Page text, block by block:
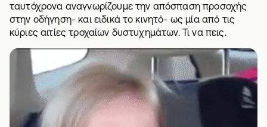
ταυτόχρονα αναγνωρίζουμε την απόσπαση προσοχής
στην οδήγηση- και ειδικά το κινητό- ως μία από τις
κύριες αιτίες τροχαίων δυστυχημάτων. Τι να πεις.